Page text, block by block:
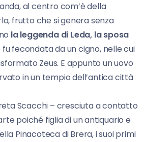
al centro com’è della
frutto che si genera senza
la leggenda di Leda, la sposa
fecondata da un cigno, nelle cui
Zeus. E appunto un uovo
in un tempio dell’antica città
Scacchi – cresciuta a contatto
poiché figlia di un antiquario e
Pinacoteca di Brera, i suoi primi